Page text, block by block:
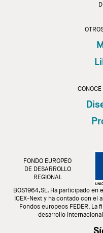
FONDO EUROPEO
DE DESARROLLO
REGIONAL
BOS1964,SL, Ha participado en
ICEX-Next y ha contado con el
Fondos europeos FEDER. La
desarrollo